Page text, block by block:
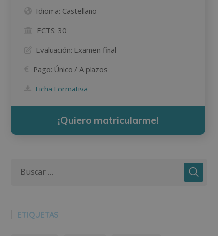
Idioma: Castellano
ECTS: 30
Evaluación: Examen final
Pago: Único / A plazos
Ficha Formativa
¡Quiero matricularme!
ETIQUETAS